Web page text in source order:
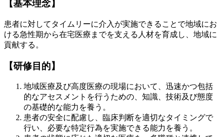
【基本理念】
患者に対してタイムリーに介入が実施できることで地域にお
ける急性期から在宅医療までを支える人材を育成し、地域に
貢献する。
【研修目的】
地域医療及び高度医療の現場において、迅速かつ包括
的なアセスメントを行うための、知識、技術及び態度
の基礎的な能力を養う。
患者の安全に配慮し、臨床判断を適切なタイミングで
行い、必要な特定行為を実施できる能力を養う。